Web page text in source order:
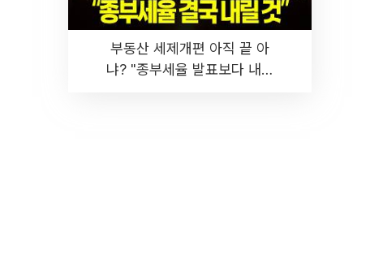
부동산 세제개편 아직 끝 아
냐? "종부세율 발표보다 내릴